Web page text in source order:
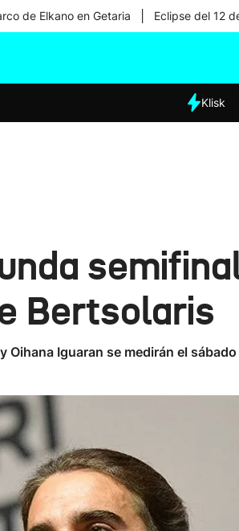
de Elkano en Getaria Eclipse del 12
Klisk
Bertsolaris
Iguaran se medirán el